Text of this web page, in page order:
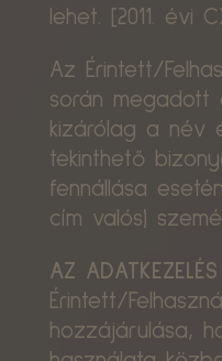
lehet. [2011. évi
Az Érintett/
során megadott
kizárólag a név
tekinthető
fennállása
cím valós)
AZ
Érintett/
hozzájárulása,